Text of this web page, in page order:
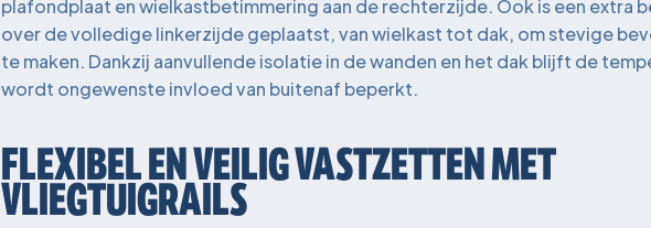
plafondplaat en wielkastbetimmering aan de rechterzijde. Ook is een extra
over de volledige linkerzijde geplaatst, van wielkast tot dak, om stevige
te maken. Dankzij aanvullende isolatie in de wanden en het dak blijft de
wordt ongewenste invloed van buitenaf beperkt.
FLEXIBEL EN VEILIG VASTZETTEN MET
VLIEGTUIGRAILS